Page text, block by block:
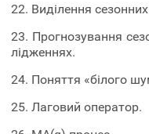
22. Виділення
23. Прогнозування
лідженнях.
24. Поняття «білого
25. Лаговий оператор.